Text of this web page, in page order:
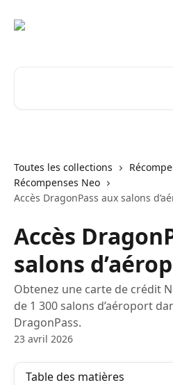
Toutes les collections
Récompenses Neo
Accès DragonPass aux salons
Accès
salons
Obtenez une carte de crédit
de 1 300 salons d’aéroport
DragonPass.
23 avril 2026
Table des matières